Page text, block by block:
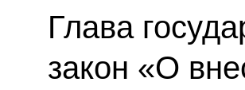
Глава
закон «О